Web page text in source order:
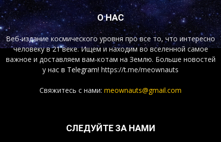
О НАС
Веб-издание космического уровня про все то, что интересно
человеку в 21 веке. Ищем и находим во вселенной самое
важное и доставляем вам-котам на Землю. Больше новостей
у нас в Telegram! https://t.me/meownauts
Свяжитесь с нами: meownauts@gmail.com
СЛЕДУЙТЕ ЗА НАМИ